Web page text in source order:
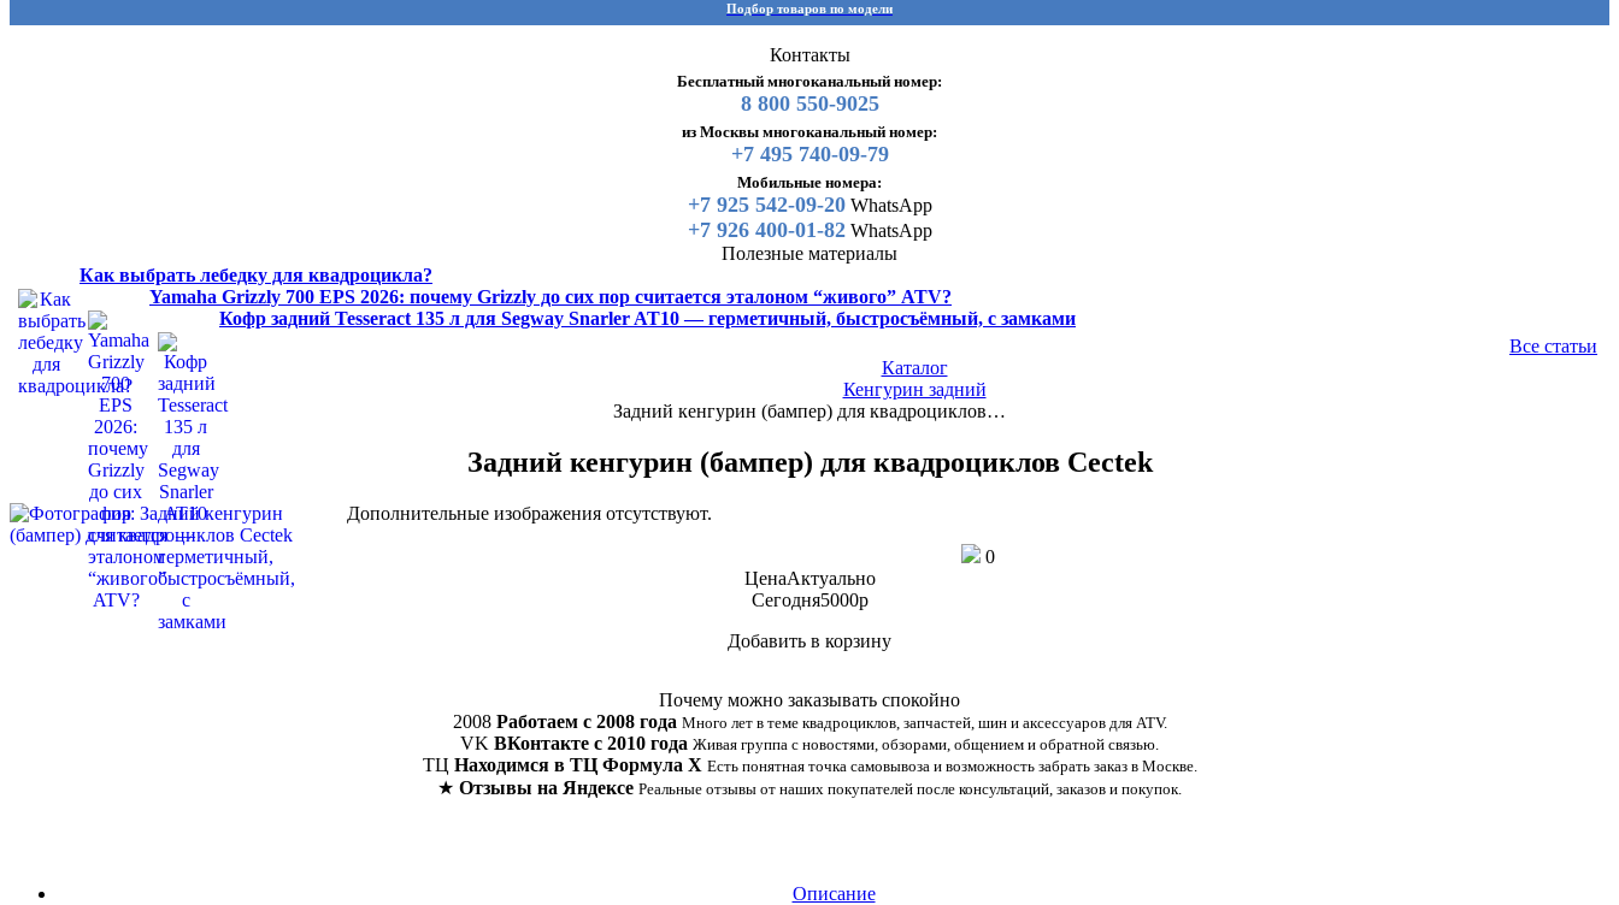
Подбор товаров по модели
Контакты
Бесплатный многоканальный номер:
8 800 550-9025
из Москвы многоканальный номер:
+7 495 740-09-79
Мобильные номера:
+7 925 542-09-20WhatsApp
+7 926 400-01-82WhatsApp
Полезные материалы
Как выбрать лебедку для квадроцикла?
Yamaha Grizzly 700 EPS 2026: почему Grizzly до сих пор считается эталоном “живого” ATV?
Кофр задний Tesseract 135 л для Segway Snarler AT10 — герметичный, быстросъёмный, с замками
Все статьи
Каталог
Кенгурин задний
Задний кенгурин (бампер) для квадроциклов…
Задний кенгурин (бампер) для квадроциклов Cectek
Дополнительные изображения отсутствуют.
0
ЦенаАктуально
Сегодня5000p
Добавить в корзину
Почему можно заказывать спокойно
2008 Работаем с 2008 года Много лет в теме квадроциклов, запчастей, шин и аксессуаров для ATV.
VK ВКонтакте с 2010 года Живая группа с новостями, обзорами, общением и обратной связью.
ТЦ Находимся в ТЦ Формула Х Есть понятная точка самовывоза и возможность забрать заказ в Москве.
★ Отзывы на Яндексе Реальные отзывы от наших покупателей после консультаций, заказов и покупок.
Описание